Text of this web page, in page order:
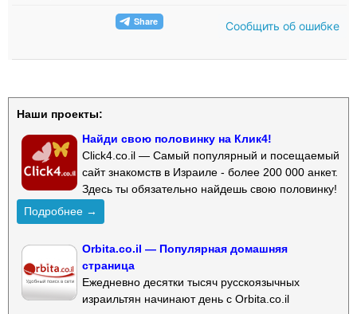
Сообщить об ошибке
Наши проекты:
Найди свою половинку на Клик4!
Click4.co.il — Самый популярный и посещаемый
сайт знакомств в Израиле - более 200 000 анкет.
Здесь ты обязательно найдешь свою половинку!
Подробнее →
Orbita.co.il — Популярная домашняя
страница
Ежедневно десятки тысяч русскоязычных
израильтян начинают день с Orbita.co.il